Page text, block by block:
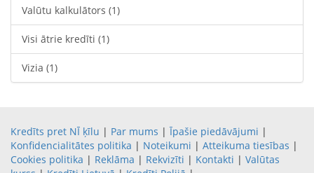
Valūtu kalkulātors (1)
Visi ātrie kredīti (1)
Vizia (1)
Kredīts pret NĪ ķīlu | Par mums | Īpašie piedāvājumi |
Konfidencialitātes politika | Noteikumi | Atteikuma tiesības |
Cookies politika | Reklāma | Rekvizīti | Kontakti | Valūtas